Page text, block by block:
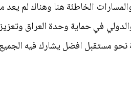
الخاطئة هنا وهناك لم يعد
في حماية وحدة العراق
مستقبل افضل يشارك فيه